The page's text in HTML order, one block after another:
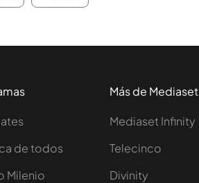
de todos
Milenio
Más de Mediaset
Mediaset Infinity
Telecinco
Divinity